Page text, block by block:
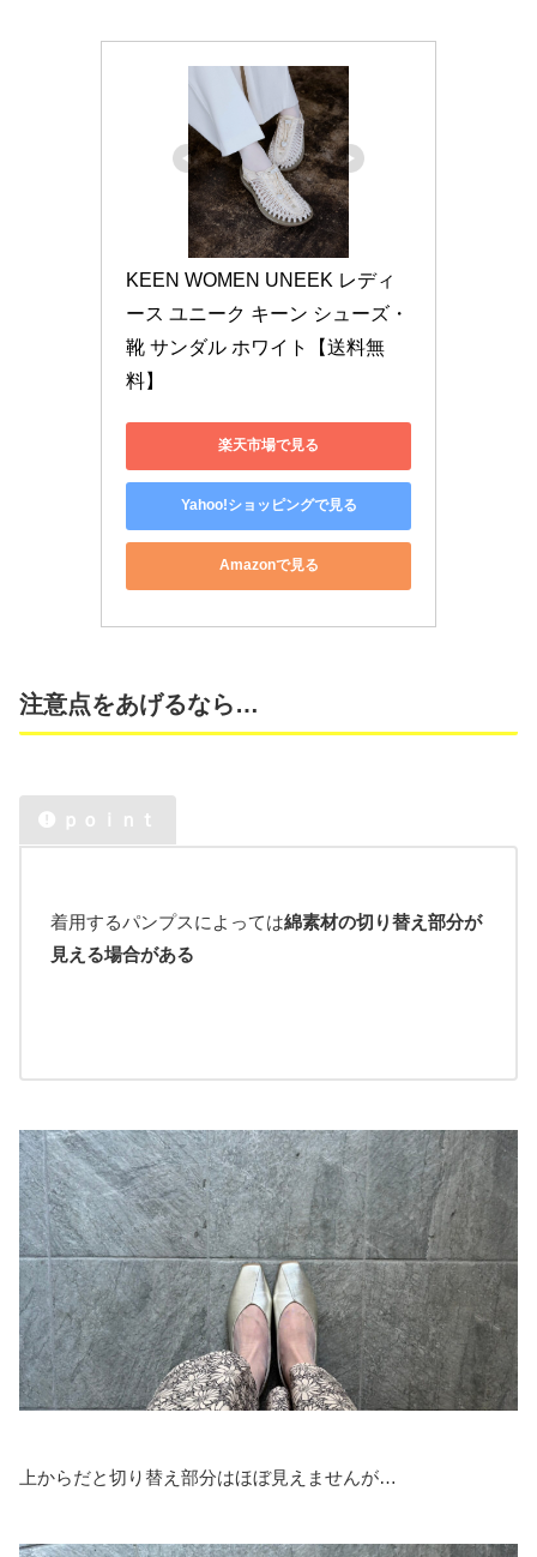
KEEN WOMEN UNEEK レディ
ース ユニーク キーン シューズ・
靴 サンダル ホワイト【送料無
料】
楽天市場で見る
Yahoo!ショッピングで見る
Amazonで見る
注意点をあげるなら…
ｐｏｉｎｔ
着用するパンプスによっては綿素材の切り替え部分が
見える場合がある
上からだと切り替え部分はほぼ見えませんが…